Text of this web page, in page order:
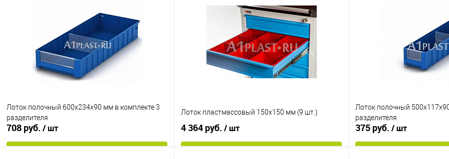
Лоток полочный 600х234х90 мм в комплекте 3
разделителя
708 руб. / шт
Лоток пластмассовый 150х150 мм (9 шт.)
4 364 руб. / шт
Лоток полочный
разделителя
375 руб. / шт